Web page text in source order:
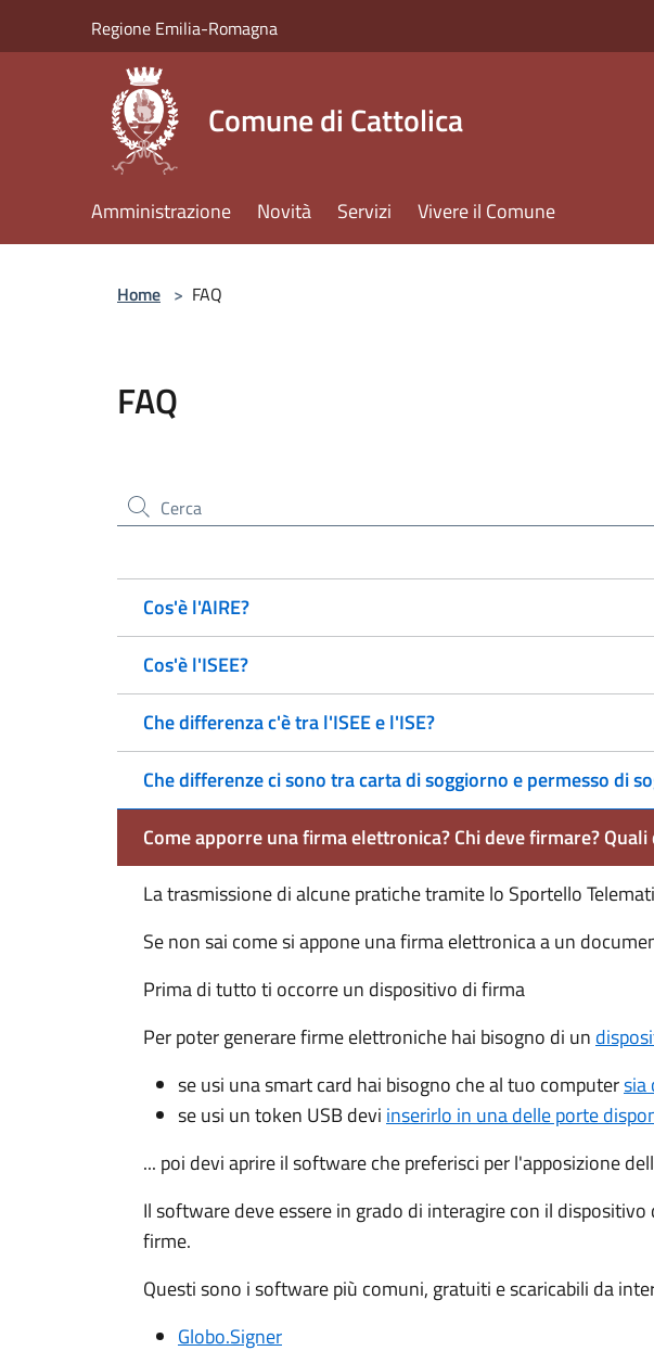
Regione Emilia-Romagna
Comune di Cattolica
Amministrazione Novità Servizi Vivere il Comune
Home > FAQ
FAQ
Cerca nel sito
Cos'è l'AIRE?
Cos'è l'ISEE?
Che differenza c'è tra l'ISEE e l'ISE?
Che differenze ci sono tra carta di soggiorno e permesso di
Come apporre una firma elettronica? Chi deve firmare?
La trasmissione di alcune pratiche tramite lo Sportello
Se non sai come si appone una firma elettronica a un
Prima di tutto ti occorre un dispositivo di firma
Per poter generare firme elettroniche hai bisogno di un
se usi una smart card hai bisogno che al tuo computersia
se usi un token USB devi inserirlo in una delle porte
... poi devi aprire il software che preferisci per l'apposizione
Il software deve essere in grado di interagire con il
firme.
Questi sono i software più comuni, gratuiti e scaricabili da
Globo.Signer